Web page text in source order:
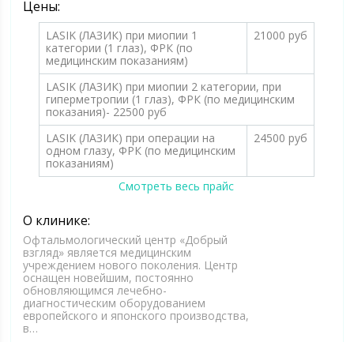
Цены:
LASIK (ЛАЗИК) при миопии 1
категории (1 глаз), ФРК (по
медицинским показаниям)
21000 руб
LASIK (ЛАЗИК) при миопии 2 категории, при
гиперметропии (1 глаз), ФРК (по медицинским
показания)- 22500 руб
LASIK (ЛАЗИК) при операции на
одном глазу, ФРК (по медицинским
показаниям)
24500 руб
Смотреть весь прайс
О клинике:
Офтальмологический центр «Добрый
взгляд» является медицинским
учреждением нового поколения. Центр
оснащен новейшим, постоянно
обновляющимся лечебно-
диагностическим оборудованием
европейского и японского производства,
в…